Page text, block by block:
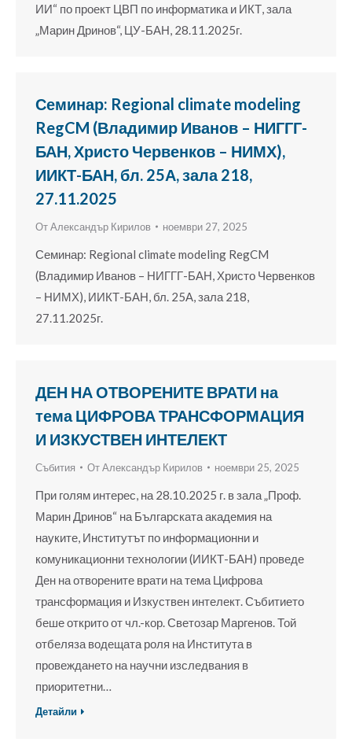
ИИ“ по проект ЦВП по информатика и ИКТ, зала
„Марин Дринов“, ЦУ-БАН, 28.11.2025г.
Семинар: Regional climate modeling
RegCM (Владимир Иванов – НИГГГ-
БАН, Христо Червенков – НИМХ),
ИИКТ-БАН, бл. 25А, зала 218,
27.11.2025
ОтАлександър Кирилов ноември 27, 2025
Семинар: Regional climate modeling RegCM
(Владимир Иванов – НИГГГ-БАН, Христо Червенков
– НИМХ), ИИКТ-БАН, бл. 25А, зала 218,
27.11.2025г.
ДЕН НА ОТВОРЕНИТЕ ВРАТИ на
тема ЦИФРОВА ТРАНСФОРМАЦИЯ
И ИЗКУСТВЕН ИНТЕЛЕКТ
Събития ОтАлександър Кирилов ноември 25, 2025
При голям интерес, на 28.10.2025 г. в зала „Проф.
Марин Дринов“ на Българската академия на
науките, Институтът по информационни и
комуникационни технологии (ИИКТ-БАН) проведе
Ден на отворените врати на тема Цифрова
трансформация и Изкуствен интелект. Събитието
беше открито от чл.-кор. Светозар Маргенов. Той
отбеляза водещата роля на Института в
провеждането на научни изследвания в
приоритетни…
Детайли